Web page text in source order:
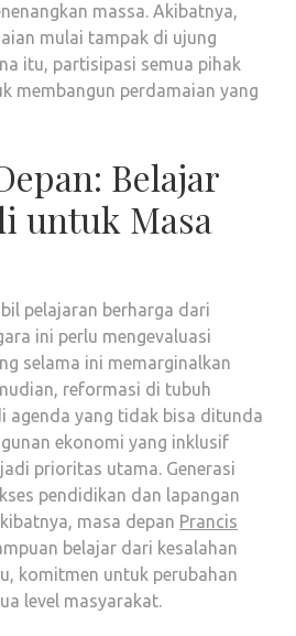
massa. Akibatnya,
mulai tampak di ujung
itu, partisipasi semua pihak
membangun perdamaian yang
Belajar
untuk Masa
pelajaran berharga dari
ini perlu mengevaluasi
selama ini memarginalkan
reformasi di tubuh
agenda yang tidak bisa ditunda
ekonomi yang inklusif
prioritas utama. Generasi
pendidikan dan lapangan
masa depan Prancis
belajar dari kesalahan
komitmen untuk perubahan
level masyarakat.